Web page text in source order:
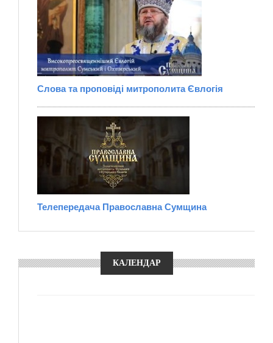
Слова та проповіді митрополита Євлогія
Телепередача Православна Сумщина
КАЛЕНДАР